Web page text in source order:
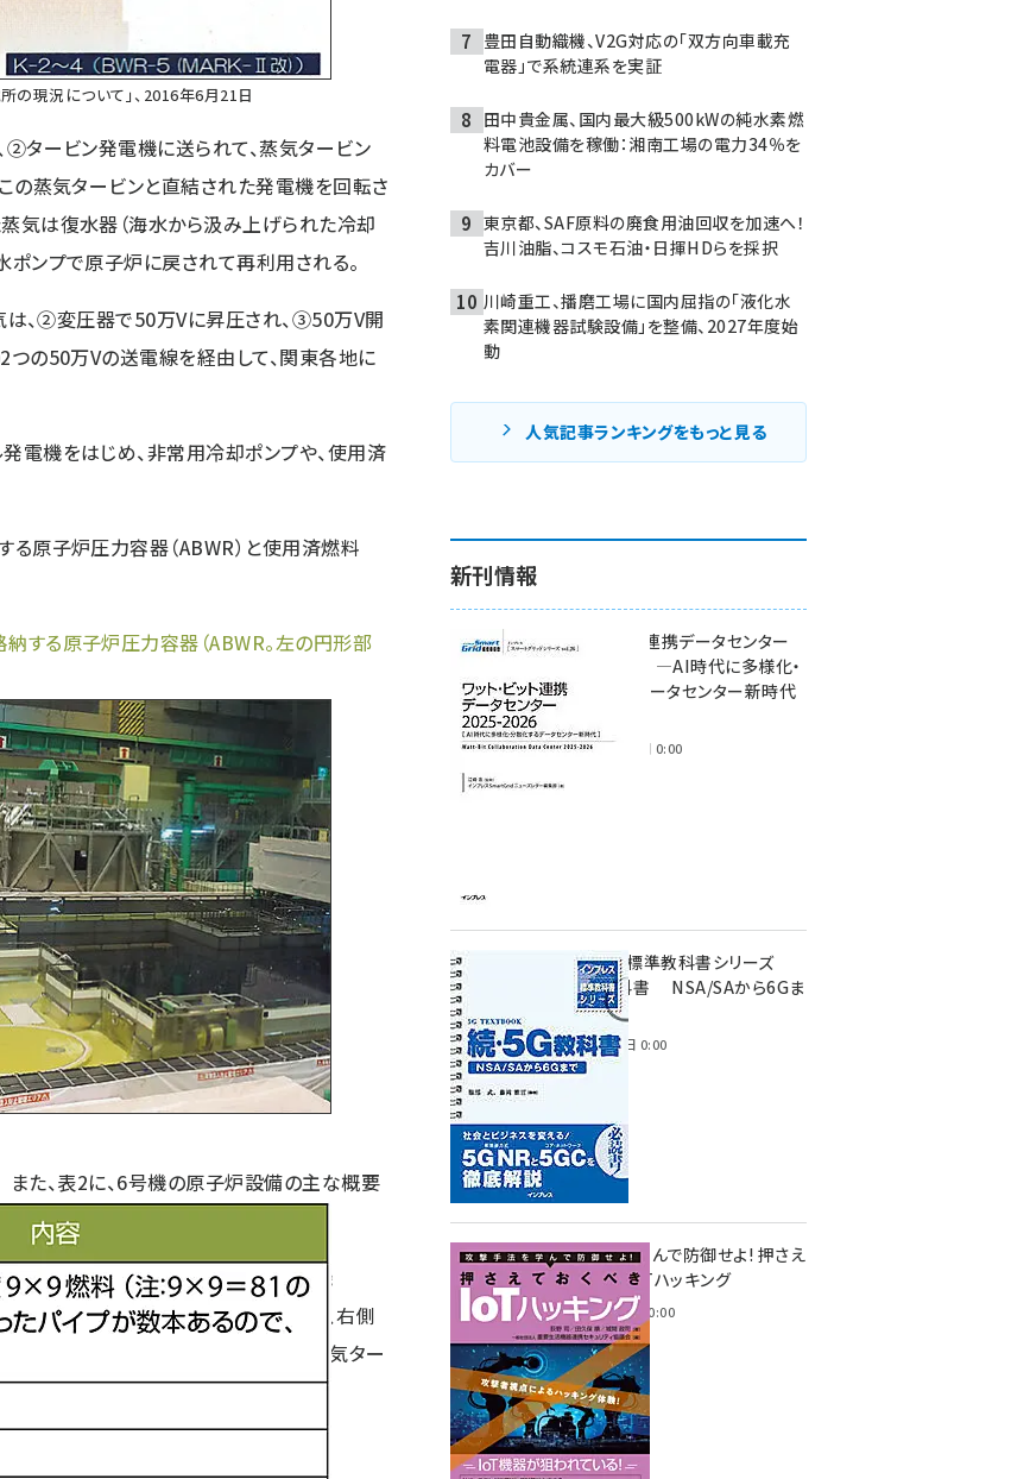
現況について」、2016年6月21日
タービン発電機に送られて、蒸気タービン
この蒸気タービンと直結された発電機を回転さ
気は復水器（海水から汲み上げられた冷却
ンプで原子炉に戻されて再利用される。
、②変圧器で50万Vに昇圧され、③50万V開
の50万Vの送電線を経由して、関東各地に
電機をはじめ、非常用冷却ポンプや、使用済
原子炉圧力容器（ABWR）と使用済燃料
る原子炉圧力容器（ABWR。左の円形部
また、表2に、6号機の原子炉設備の主な概要
を示す。
写真3に7号機のタービンおよび発電機
（ABWR、135.6万kW）の外観を示すが、右側
の四角い箱は、7号機（GE製）の高圧蒸気ター
ビンの外観である。
豊田自動織機、V2G対応の「双方向車載充
電器」で系統連系を実証
田中貴金属、国内最大級500kWの純水素燃
料電池設備を稼働：湘南工場の電力34％を
カバー
東京都、SAF原料の廃食用油回収を加速へ！
吉川油脂、コスモ石油・日揮HDらを採択
川崎重工、播磨工場に国内屈指の「液化水
素関連機器試験設備」を整備、2027年度始
動
人気記事ランキングをもっと見る
新刊情報
ワット・ビット連携データセンター
2025-2026 ―AI時代に多様化・
分散化するデータセンター新時代
2025年11月28日 0:00
インプレス標準教科書シリーズ
続・5G教科書 NSA/SAから6Gま
2023年4月3日 0:00
攻撃手法を学んで防御せよ! 押さえ
ておくべきIoTハッキング
2022年6月14日 0:00